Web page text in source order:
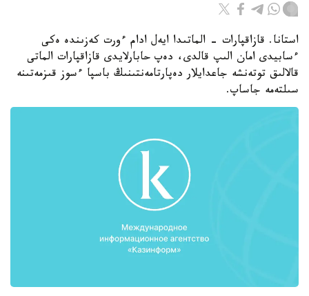
استانا. قازاقپارات - الماتىدا ايەل ادام ءورت كەزىندە ەكى
ءسابيدى امان الىپ قالدى، دەپ حابارلايدى قازاقپارات الماتى
قالالىق توتەنشە جاعدايلار دەپارتامەنتىنىڭ باسپا ءسوز قىزمەتىنە
سىلتەمە جاساپ.